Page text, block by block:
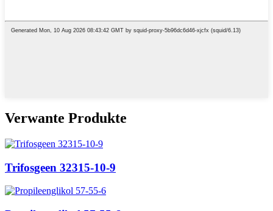
Verwante Produkte
Trifosgeen 32315-10-9